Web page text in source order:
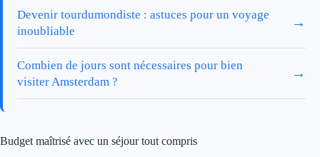
Devenir tourdumondiste : astuces pour un voyage
inoubliable
→
Combien de jours sont nécessaires pour bien
visiter Amsterdam ?
→
Budget maîtrisé avec un séjour tout compris